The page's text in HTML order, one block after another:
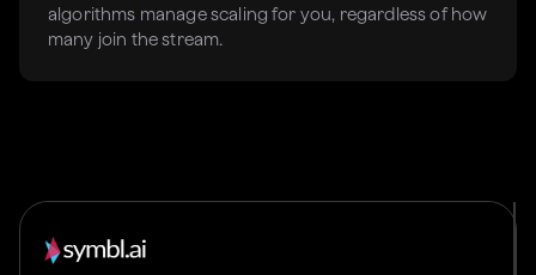
algorithms manage scaling for you, regardless of how
many join the stream.